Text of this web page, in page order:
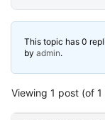
This topic has 0
by admin.
Viewing 1 post (of 1